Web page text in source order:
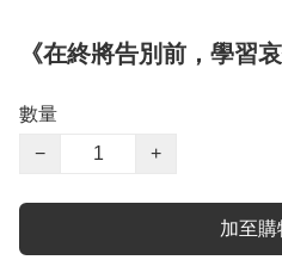
《在終將告別前，學習哀
數量
−
+
加至購